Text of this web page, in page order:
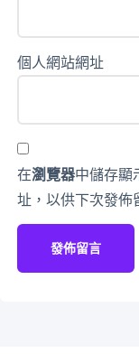
個人網站網址
在瀏覽器中儲存顯
址，以供下次發佈